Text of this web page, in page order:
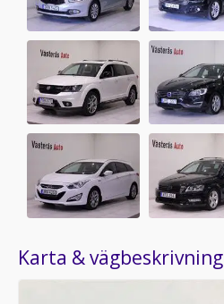
Karta & vägbeskrivning